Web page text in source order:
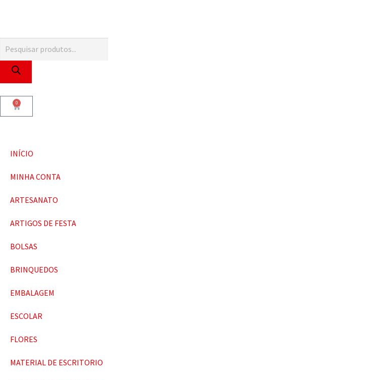
0
INÍCIO
MINHA CONTA
ARTESANATO
ARTIGOS DE FESTA
BOLSAS
BRINQUEDOS
EMBALAGEM
ESCOLAR
FLORES
MATERIAL DE ESCRITORIO